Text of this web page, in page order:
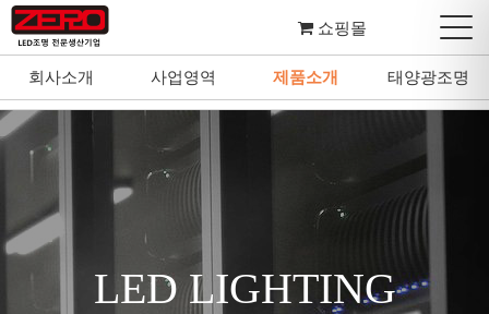
회사소개 사업영역 제품소개 태양광조명
쇼핑몰
회사소개 사업영역 제품소개 태양광조명
LED LIGHTING